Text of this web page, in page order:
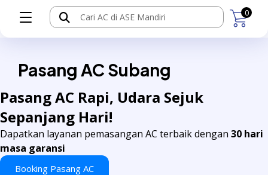
0
Pasang AC Subang
Pasang AC Rapi, Udara Sejuk
Sepanjang Hari!
Dapatkan layanan pemasangan AC terbaik dengan 30 hari
masa garansi
Booking Pasang AC